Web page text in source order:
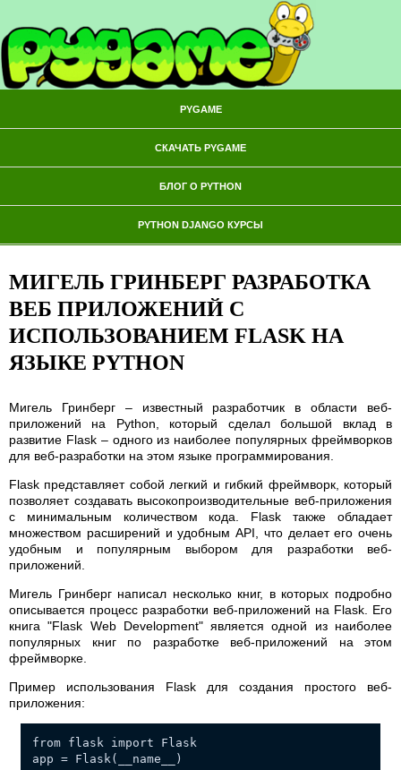
PYGAME
СКАЧАТЬ PYGAME
БЛОГ О PYTHON
PYTHON DJANGO КУРСЫ
МИГЕЛЬ ГРИНБЕРГ РАЗРАБОТКА
ВЕБ ПРИЛОЖЕНИЙ С
ИСПОЛЬЗОВАНИЕМ FLASK НА
ЯЗЫКЕ PYTHON
Мигель Гринберг – известный разработчик в области веб-
приложений на Python, который сделал большой вклад в
развитие Flask – одного из наиболее популярных фреймворков
для веб-разработки на этом языке программирования.
Flask представляет собой легкий и гибкий фреймворк, который
позволяет создавать высокопроизводительные веб-приложения
с минимальным количеством кода. Flask также обладает
множеством расширений и удобным API, что делает его очень
удобным и популярным выбором для разработки веб-
приложений.
Мигель Гринберг написал несколько книг, в которых подробно
описывается процесс разработки веб-приложений на Flask. Его
книга "Flask Web Development" является одной из наиболее
популярных книг по разработке веб-приложений на этом
фреймворке.
Пример использования Flask для создания простого веб-
приложения:
from flask import Flask
app = Flask(__name__)